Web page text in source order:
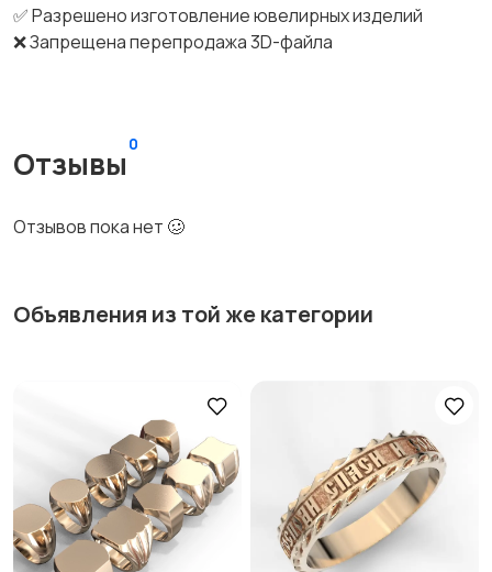
✅ Разрешено изготовление ювелирных изделий
❌ Запрещена перепродажа 3D-файла
Отзывы
0
Отзывов пока нет 🥴
Объявления из той же категории